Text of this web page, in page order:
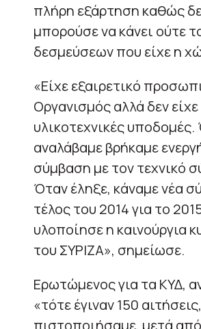
πλήρη εξάρτηση καθώς
μπορούσε να κάνει ούτε
δεσμεύσεων που είχε η
«Είχε εξαιρετικό
Οργανισμός αλλά δεν είχε
υλικοτεχνικές
αναλάβαμε βρήκαμε
σύμβαση με τον τεχνικό
Όταν έληξε, κάναμε νέα
τέλος του 2014 για το
υλοποίησε η καινούργια
του ΣΥΡΙΖΑ», σημείωσε.
Ερωτώμενος για τα ΚΥΔ,
«τότε έγιναν 150 αιτήσεις,
πιστοποιήσαμε, μετά από